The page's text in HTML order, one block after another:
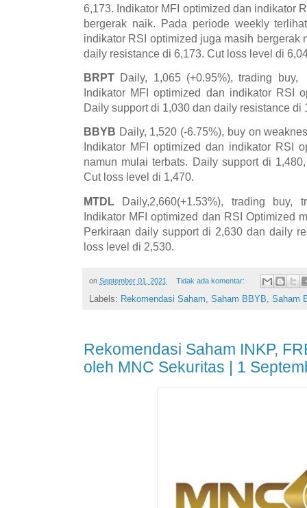
6,173. Indikator MFI optimized dan indikator
bergerak naik. Pada periode weekly
indikator RSI optimized juga masih bergerak
daily resistance di 6,173. Cut loss level di
BRPT Daily, 1,065 (+0.95%), trading
Indikator MFI optimized dan indikator RSI
Daily support di 1,030 dan daily resistance di
BBYB Daily, 1,520 (-6.75%), buy on
Indikator MFI optimized dan indikator RSI
namun mulai terbats. Daily support di
Cut loss level di 1,470.
MTDL Daily,2,660(+1.53%), trading
Indikator MFI optimized dan RSI Optimized
Perkiraan daily support di 2,630 dan daily
loss level di 2,530.
on September 01, 2021 Tidak ada komentar:
Labels: Rekomendasi Saham Saham BBYB Saham
Rekomendasi Saham INKP,
oleh MNC Sekuritas | 1